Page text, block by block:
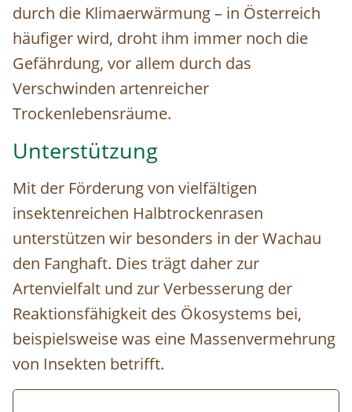
durch die Klimaerwärmung – in Österreich
häufiger wird, droht ihm immer noch die
Gefährdung, vor allem durch das
Verschwinden artenreicher
Trockenlebensräume.
Unterstützung
Mit der Förderung von vielfältigen
insektenreichen Halbtrockenrasen
unterstützen wir besonders in der Wachau
den Fanghaft. Dies trägt daher zur
Artenvielfalt und zur Verbesserung der
Reaktionsfähigkeit des Ökosystems bei,
beispielsweise was eine Massenvermehrung
von Insekten betrifft.